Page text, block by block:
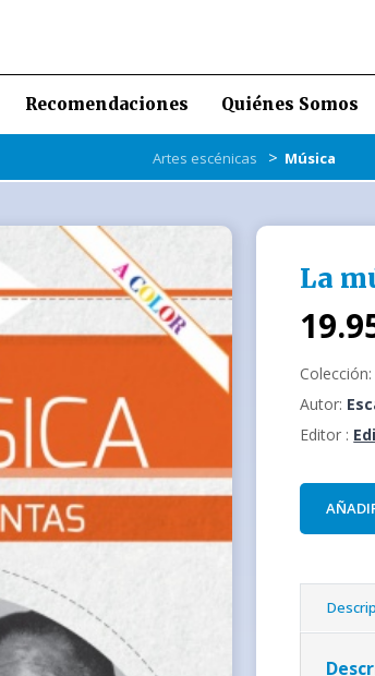
Recomendaciones Quiénes Somos
Artes escénicas > Música
La
Colección:
Autor:
Editor :